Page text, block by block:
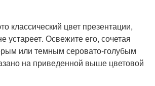
классический цвет презентации,
устареет. Освежите его, сочетая
или темным серовато-голубым
на приведенной выше цветовой